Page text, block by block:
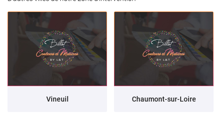
Vineuil Chaumont-sur-Loire